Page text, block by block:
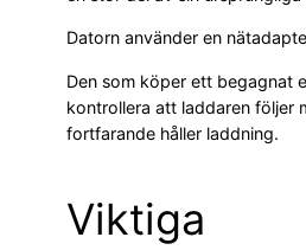
Datorn använder en
Den som köper ett begagnat
kontrollera att laddaren följer
fortfarande håller laddning.
Viktiga